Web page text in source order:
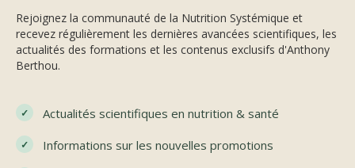
Rejoignez la communauté de la Nutrition Systémique et
recevez régulièrement les dernières avancées scientifiques, les
actualités des formations et les contenus exclusifs d'Anthony
Berthou.
Actualités scientifiques en nutrition & santé
Informations sur les nouvelles promotions